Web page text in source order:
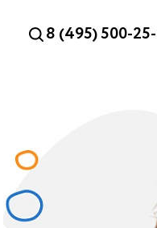
8 (495) 500-